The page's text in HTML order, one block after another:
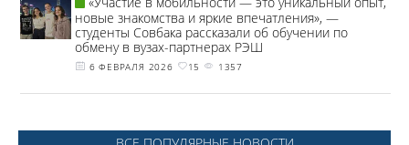
новые знакомства и яркие впечатления», —
студенты Совбака рассказали об обучении по
обмену в вузах-партнерах РЭШ
6 ФЕВРАЛЯ 2026 15 1357